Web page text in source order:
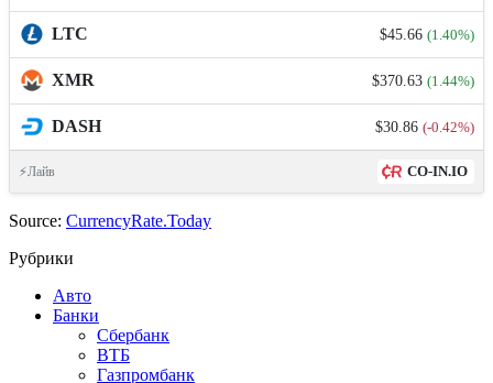
LTC $45.66 (1.40%)
XMR $370.63 (1.44%)
DASH $30.86 (-0.42%)
⚡Лайв CO-IN.IO
Source: CurrencyRate.Today
Рубрики
Авто
Банки
Сбербанк
ВТБ
Газпромбанк